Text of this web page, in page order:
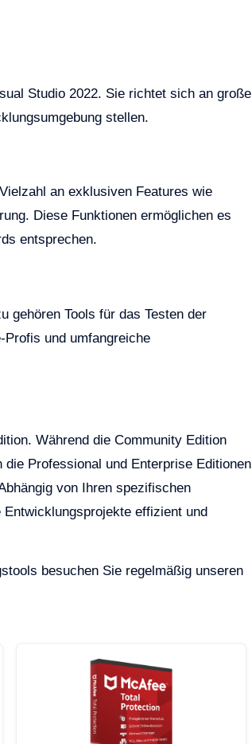
Studio 2022. Sie richtet sich an große
stellen.
an exklusiven Features wie
Diese Funktionen ermöglichen es
entsprechen.
gehören Tools für das Testen der
Profis und umfangreiche
Während die Community Edition
Professional und Enterprise Editionen
von Ihren spezifischen
effizient und
besuchen Sie regelmäßig unseren